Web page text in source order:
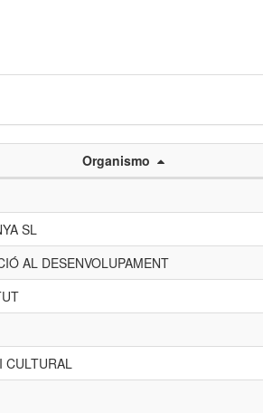
Organismo
SL
AL DESENVOLUPAMENT
CULTURAL